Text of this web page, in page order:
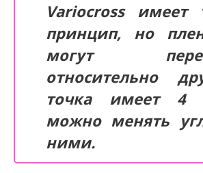
Variocross имеет
принцип, но
могут
относительно
точка имеет 4
можно менять
ними.